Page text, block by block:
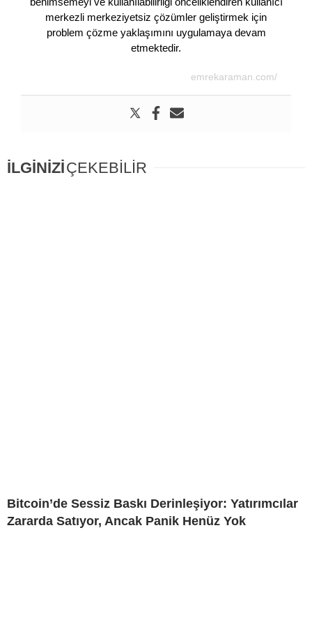
merkezli merkeziyetsiz çözümler geliştirmek için
problem çözme yaklaşımını uygulamaya devam
etmektedir.
emrekaraman.com/
İLGİNİZİÇEKEBİLİR
Bitcoin’de Sessiz Baskı Derinleşiyor: Yatırımcılar
Zararda Satıyor, Ancak Panik Henüz Yok